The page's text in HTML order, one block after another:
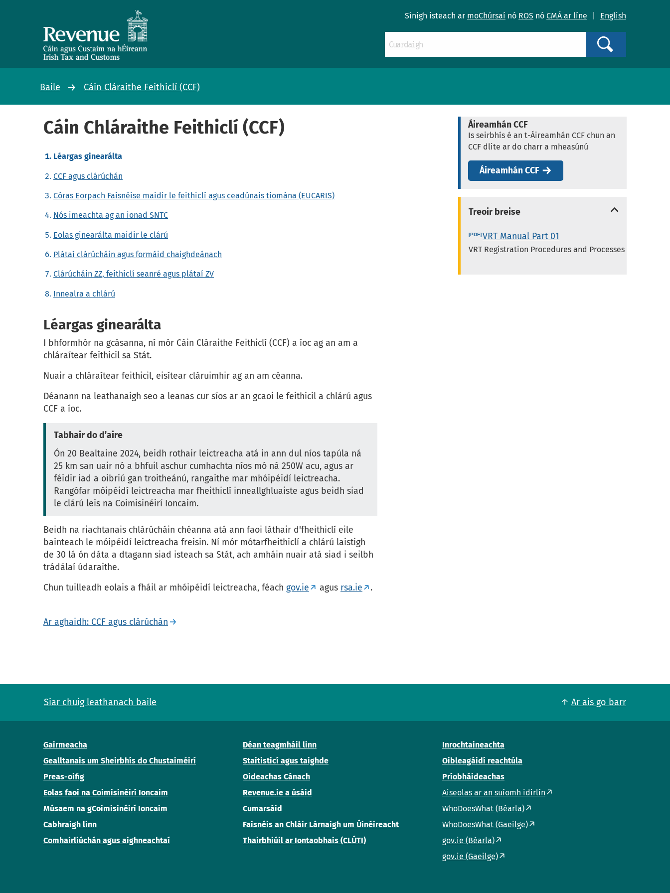
Sínigh isteach ar moChúrsaí nó ROS nó CMÁ ar líne English
Baile Cáin Cláraithe Feithiclí (CCF)
Cáin Chláraithe Feithiclí (CCF)
Léargas ginearálta
CCF agus clárúchán
Córas Eorpach Faisnéise maidir le feithiclí agus ceadúnais tiomána (EUCARIS)
Nós imeachta ag an ionad SNTC
Eolas ginearálta maidir le clárú
Plátaí clárúcháin agus formáid chaighdeánach
Clárúcháin ZZ, feithiclí seanré agus plátaí ZV
Innealra a chlárú
Léargas ginearálta
I bhformhór na gcásanna, ní mór Cáin Cláraithe Feithiclí (CCF) a íoc ag an am a
chláraítear feithicil sa Stát.
Nuair a chláraítear feithicil, eisítear cláruimhir ag an am céanna.
Déanann na leathanaigh seo a leanas cur síos ar an gcaoi le feithicil a chlárú agus
CCF a íoc.
Tabhair do d’aire
Ón 20 Bealtaine 2024, beidh rothair leictreacha atá in ann dul níos tapúla ná
25 km san uair nó a bhfuil aschur cumhachta níos mó ná 250W acu, agus ar
féidir iad a oibriú gan troitheánú, rangaithe mar mhóipéidí leictreacha.
Rangófar móipéidí leictreacha mar fheithiclí inneallghluaiste agus beidh siad
le clárú leis na Coimisinéirí Ioncaim.
Beidh na riachtanais chlárúcháin chéanna atá ann faoi láthair d'fheithiclí eile
bainteach le móipéidí leictreacha freisin. Ní mór mótarfheithiclí a chlárú laistigh
de 30 lá ón dáta a dtagann siad isteach sa Stát, ach amháin nuair atá siad i seilbh
trádálaí údaraithe.
Chun tuilleadh eolais a fháil ar mhóipéidí leictreacha, féach gov.ie agus rsa.ie .
Ar aghaidh: CCF agus clárúchán
Áireamhán CCF
Is seirbhís é an t-Áireamhán CCF chun an
CCF dlite ar do charr a mheasúnú
Áireamhán CCF
Treoir breise
VRT Manual Part 01
VRT Registration Procedures and Processes
Siar chuig leathanach baile Ar ais go barr
Gairmeacha
Gealltanais um Sheirbhís do Chustaiméirí
Preas-oifig
Eolas faoi na Coimisinéirí Ioncaim
Músaem na gCoimisinéirí Ioncaim
Cabhraigh linn
Comhairliúchán agus aighneachtaí
Déan teagmháil linn
Staitisticí agus taighde
Oideachas Cánach
Revenue.ie a úsáid
Cumarsáid
Faisnéis an Chláir Lárnaigh um Úinéireacht
Thairbhiúil ar Iontaobhais (CLÚTI)
Inrochtaineachta
Oibleagáidí reachtúla
Príobháideachas
Aiseolas ar an suíomh idirlín
WhoDoesWhat (Béarla)
WhoDoesWhat (Gaeilge)
gov.ie (Béarla)
gov.ie (Gaeilge)